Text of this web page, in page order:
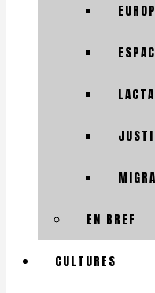
EN BREF
CULTURES